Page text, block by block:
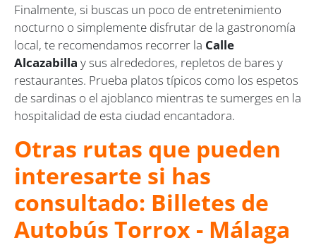
Finalmente, si buscas un poco de entretenimiento
nocturno o simplemente disfrutar de la gastronomía
local, te recomendamos recorrer la Calle
Alcazabilla y sus alrededores, repletos de bares y
restaurantes. Prueba platos típicos como los espetos
de sardinas o el ajoblanco mientras te sumerges en la
hospitalidad de esta ciudad encantadora.
Otras rutas que pueden
interesarte si has
consultado: Billetes de
Autobús Torrox - Málaga